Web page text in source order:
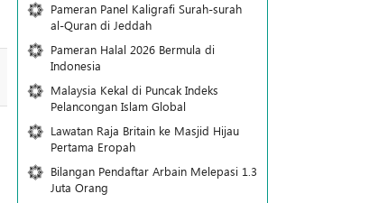
Pameran Panel Kaligrafi Surah-surah
al-Quran di Jeddah
Pameran Halal 2026 Bermula di
Indonesia
Malaysia Kekal di Puncak Indeks
Pelancongan Islam Global
Lawatan Raja Britain ke Masjid Hijau
Pertama Eropah
Bilangan Pendaftar Arbain Melepasi 1.3
Juta Orang